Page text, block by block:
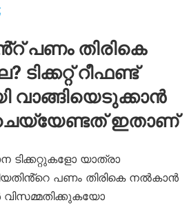
പണം തിരികെ
റീഫണ്ട്
വാങ്ങിയെടുക്കാൻ
ഇതാണ്
ടിക്കറ്റുകളോ യാത്രാ
പണം തിരികെ നൽകാൻ